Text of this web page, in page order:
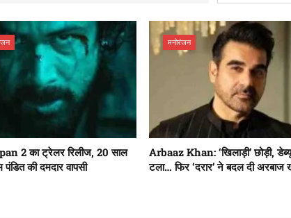
2 का ट्रेलर रिलीज, 20 साल
पंडित की दमदार वापसी
मनोरंजन
Arbaaz Khan: ‘खिलाड़ी’ छोड़ी, डेब्यू
टला… फिर ‘दरार’ ने बदल दी अरबाज